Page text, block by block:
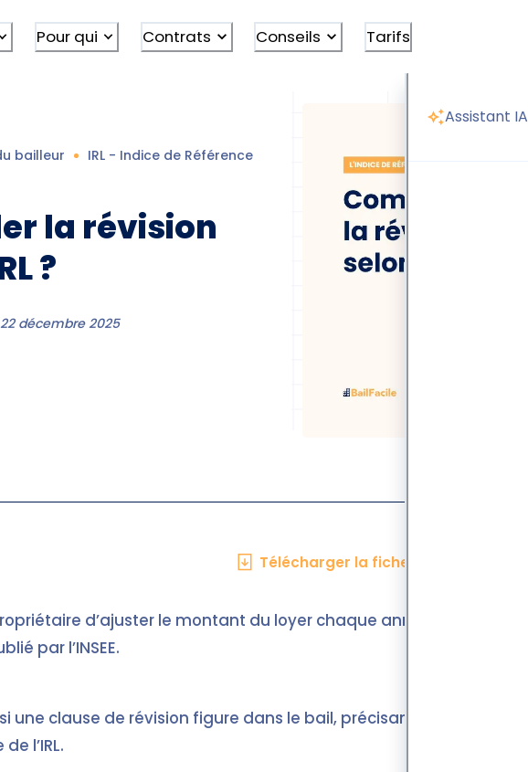
Assistant IA
Pour qui Contrats Conseils Tarifs
bailleur IRL - Indice de Référence des Loyers irl calcul revision loyer
la révision
?
22 décembre 2025
d’ajuster le montant du loyer chaque année
par l’INSEE.
une clause de révision figure dans le bail, précisant la
l’IRL.
Télécharger la fiche en PDF